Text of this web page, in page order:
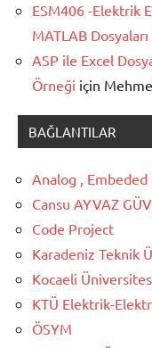
ESM406 -Elektrik
MATLAB Dosyaları
ASP ile Excel
Örneği için
BAĞLANTILAR
Analog , Embeded
Cansu AYVAZ
Code Project
Karadeniz Teknik
Kocaeli
KTÜ Elektrik-
ÖSYM